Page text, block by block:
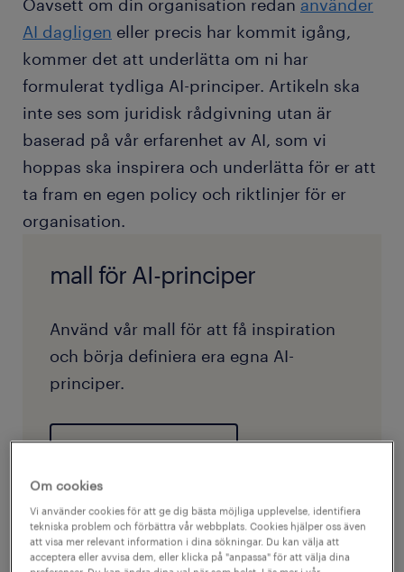
Oavsett om din organisation redan använder
AI dagligen eller precis har kommit igång,
kommer det att underlätta om ni har
formulerat tydliga AI-principer. Artikeln ska
inte ses som juridisk rådgivning utan är
baserad på vår erfarenhet av AI, som vi
hoppas ska inspirera och underlätta för er att
ta fram en egen policy och riktlinjer för er
organisation.
mall för AI-principer
Använd vår mall för att få inspiration
och börja definiera era egna AI-
principer.
AI-principernas roll
Om cookies
Vi använder cookies för att ge dig bästa möjliga upplevelse, identifiera
tekniska problem och förbättra vår webbplats. Cookies hjälper oss även
att visa mer relevant information i dina sökningar. Du kan välja att
acceptera eller avvisa dem, eller klicka på "anpassa" för att välja dina